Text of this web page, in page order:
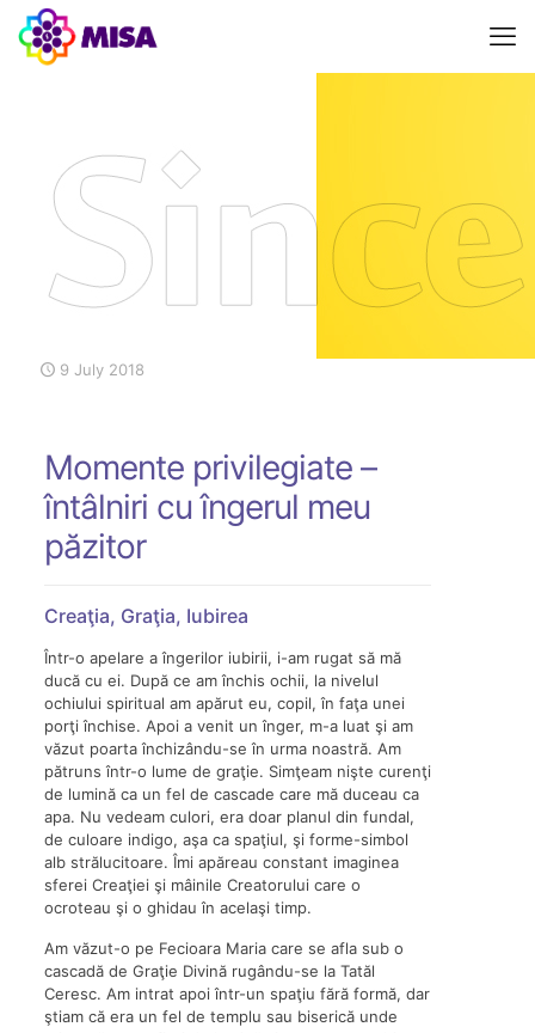
9 July 2018
Momente privilegiate –
întâlniri cu îngerul meu
păzitor
Creaţia, Graţia, Iubirea
Într-o apelare a îngerilor iubirii, i-am rugat să mă
ducă cu ei. După ce am închis ochii, la nivelul
ochiului spiritual am apărut eu, copil, în faţa unei
porţi închise. Apoi a venit un înger, m-a luat şi am
văzut poarta închizându-se în urma noastră. Am
pătruns într-o lume de graţie. Simţeam nişte curenţi
de lumină ca un fel de cascade care mă duceau ca
apa. Nu vedeam culori, era doar planul din fundal,
de culoare indigo, aşa ca spaţiul, şi forme-simbol
alb strălucitoare. Îmi apăreau constant imaginea
sferei Creaţiei şi mâinile Creatorului care o
ocroteau şi o ghidau în acelaşi timp.
Am văzut-o pe Fecioara Maria care se afla sub o
cascadă de Graţie Divină rugându-se la Tatăl
Ceresc. Am intrat apoi într-un spaţiu fără formă, dar
ştiam că era un fel de templu sau biserică unde